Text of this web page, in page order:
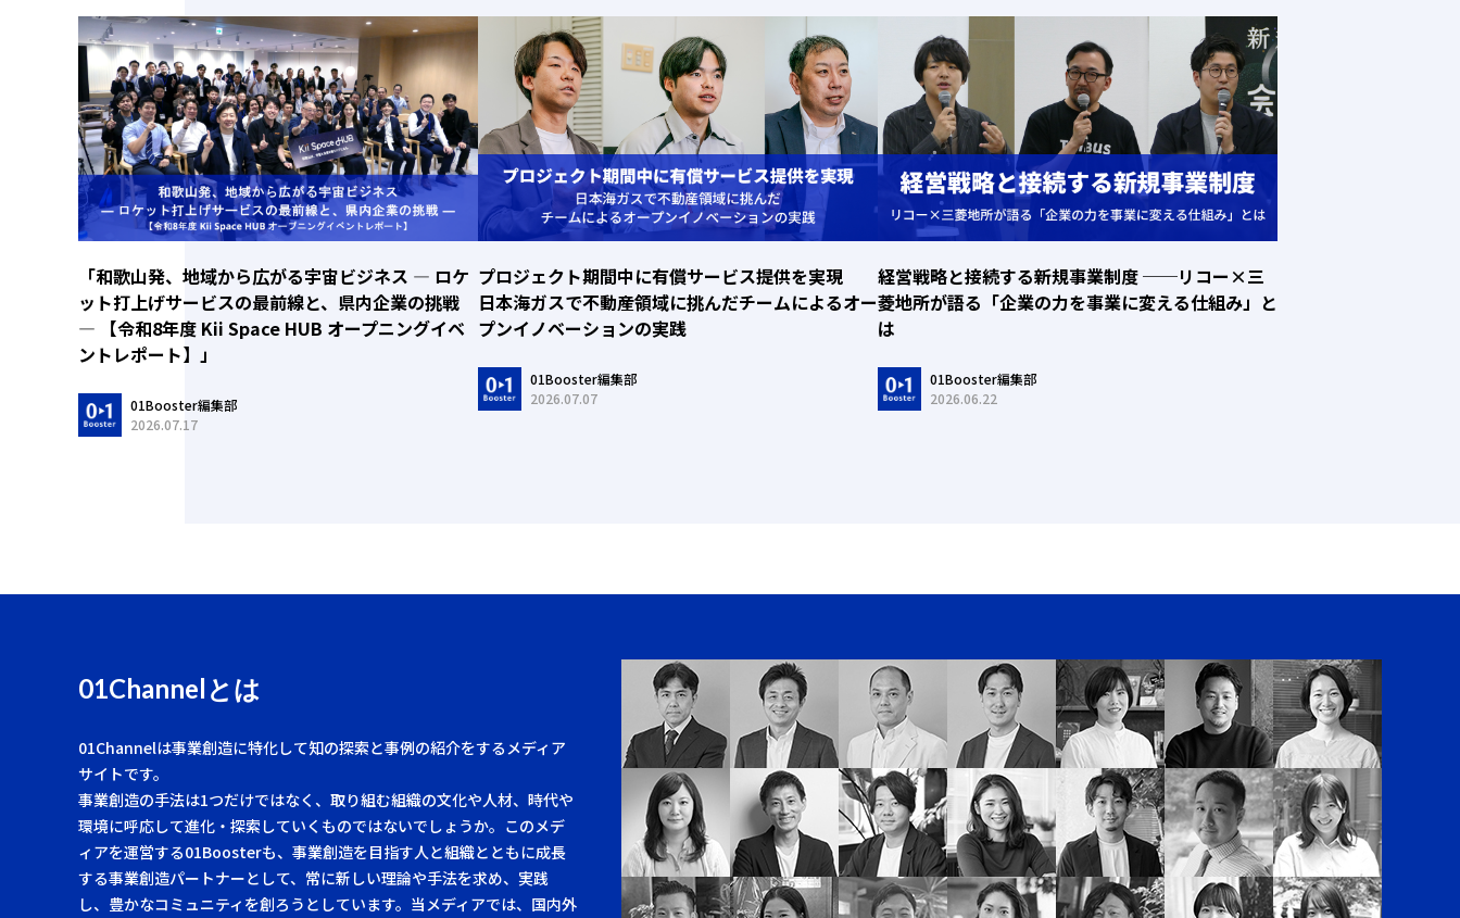
「和歌山発、地域から広がる宇宙ビジネス ― ロケ
ット打上げサービスの最前線と、県内企業の挑戦
― 【令和8年度 Kii Space HUB オープニングイベ
ントレポート】」
01Booster編集部
2026.07.17
プロジェクト期間中に有償サービス提供を実現
日本海ガスで不動産領域に挑んだチームによるオー
プンイノベーションの実践
01Booster編集部
2026.07.07
経営戦略と接続する新規事業制度 ──リコー×三
菱地所が語る「企業の力を事業に変える仕組み」と
は
01Booster編集部
2026.06.22
01Channelとは
01Channelは事業創造に特化して知の探索と事例の紹介をするメディア
サイトです。
事業創造の手法は1つだけではなく、取り組む組織の文化や人材、時代や
環境に呼応して進化・探索していくものではないでしょうか。このメデ
ィアを運営する01Boosterも、事業創造を目指す人と組織とともに成長
する事業創造パートナーとして、常に新しい理論や手法を求め、実践
し、豊かなコミュニティを創ろうとしています。当メディアでは、国内外